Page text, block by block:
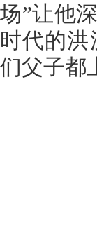
场”让他
时代的洪
们父子都